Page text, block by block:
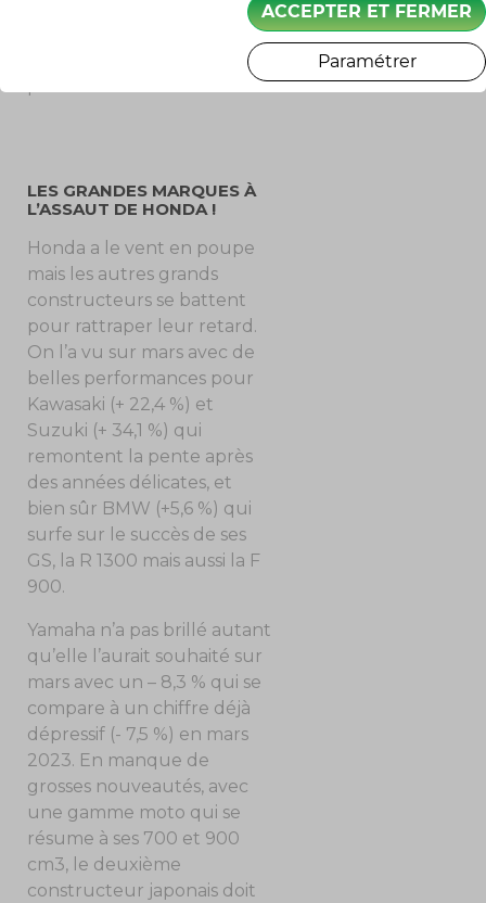
d’ailleurs un autre signe de
LES GRANDES MARQUES À
L’ASSAUT DE HONDA !
Honda a le vent en poupe
mais les autres grands
constructeurs se battent
pour rattraper leur retard.
On l’a vu sur mars avec de
belles performances pour
Kawasaki (+ 22,4 %) et
Suzuki (+ 34,1 %) qui
remontent la pente après
des années délicates, et
bien sûr BMW (+5,6 %) qui
surfe sur le succès de ses
GS, la R 1300 mais aussi la F
900.
Yamaha n’a pas brillé autant
qu’elle l’aurait souhaité sur
mars avec un – 8,3 % qui se
compare à un chiffre déjà
dépressif (- 7,5 %) en mars
2023. En manque de
grosses nouveautés, avec
une gamme moto qui se
résume à ses 700 et 900
cm3, le deuxième
constructeur japonais doit
ACCEPTER ET FERMER
Paramétrer